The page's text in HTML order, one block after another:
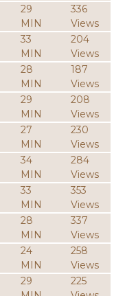
29
MIN
336
Views
33
MIN
204
Views
28
MIN
187
Views
29
MIN
208
Views
27
MIN
230
Views
34
MIN
284
Views
33
MIN
353
Views
28
MIN
337
Views
24
MIN
258
Views
29
225